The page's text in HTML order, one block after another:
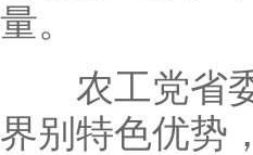
量。
农工党省委
界别特色优势